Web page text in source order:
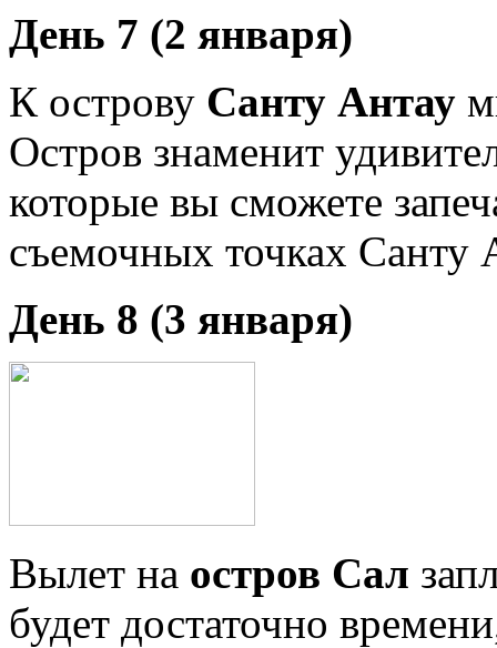
День 7 (2 января)
К острову Санту Антау
Остров знаменит
которые вы сможете
съемочных точках Санту
День 8 (3 января)
Вылет на остров Сал
будет достаточно